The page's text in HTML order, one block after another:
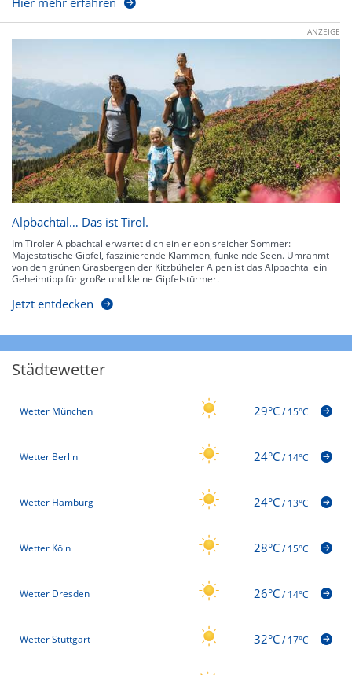
ANZEIGE
Alpbachtal… Das ist Tirol.
Im Tiroler Alpbachtal erwartet dich ein erlebnisreicher Sommer:
Majestätische Gipfel, faszinierende Klammen, funkelnde Seen. Umrahmt
von den grünen Grasbergen der Kitzbüheler Alpen ist das Alpbachtal ein
Geheimtipp für große und kleine Gipfelstürmer.
Jetzt entdecken
Städtewetter
Wetter München 29°C/15°C
Wetter Berlin 24°C/14°C
Wetter Hamburg 24°C/13°C
Wetter Köln 28°C/15°C
Wetter Dresden 26°C/14°C
Wetter Stuttgart 32°C/17°C